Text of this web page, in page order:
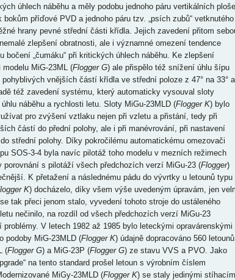
úhlech náběhu a měly podobu jednoho páru vertikálních
bokům příďové PVD a jednoho páru tzv. „psích zubů“ vetknutého
hrany pevné střední části křídla. Jejich zavedení přitom
zlepšení obratnosti, ale i významné omezení tendence
bočení „čumáku“ při kritických úhlech náběhu. Ke zlepšení
MiG-23ML (Flogger G) ale přispělo též snížení úhlu šípu
pohyblivých vnějších částí křídla ve střední poloze z 47° na 33° a
též zavedení systému, který automaticky vysouval sloty
náběhu a rychlosti letu. Sloty MiGu-23MLD (Flogger K) bylo
pro zvýšení vztlaku nejen při vzletu a přistání, tedy při
částí do přední polohy, ale i při manévrování, při nastavení
střední polohy. Díky pokročilému automatickému omezovači
SOS-3-4 byla navíc pilotáž toho modelu v mezních režimech
porovnání s pilotáží všech předchozích verzí MiGu-23 (Flogger)
K přetažení a následnému pádu do vývrtky u letounů typu
K) docházelo, díky všem výše uvedeným úpravám, jen
tak přeci jenom stalo, vyvedení tohoto stroje do ustáleného
nečinilo, na rozdíl od všech předchozích verzí MiGu-23
problémy. V letech 1982 až 1985 bylo leteckými opravárenskými
podoby MiG-23MLD (Flogger K) údajně dopracováno 560 letounů
(Flogger G) a MiG-23P (Flogger G) ze stavu VVS a PVO. Jako
na tento standard prošel letoun s výrobním číslem
MiGy-23MLD (Flogger K) se staly jedinými